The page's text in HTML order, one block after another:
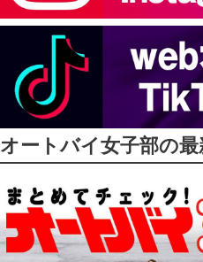
オートバイ女子部の最